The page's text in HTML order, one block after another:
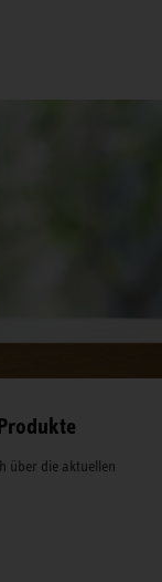
über die aktuellen